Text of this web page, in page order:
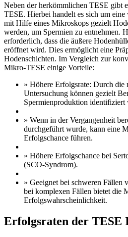
Neben der herkömmlichen TESE gibt
TESE. Hierbei handelt es sich um
mit Hilfe eines Mikroskops gezielt
werden, um Spermien zu entnehmen.
erforderlich, dass die äußere
eröffnet wird. Dies ermöglicht eine
Hodenschichten. Im Vergleich zur
Mikro-TESE einige Vorteile:
» Höhere Erfolgsrate: Durch die
Untersuchung können gezielt
Spermienproduktion identifiziert
» Wenn in der Vergangenheit
durchgeführt wurde, kann eine
Erfolgschance führen.
» Höhere Erfolgschance bei
(SCO-Syndrom).
» Geeignet bei schweren Fällen
bei komplexen Fällen bietet die
Erfolgswahrscheinlichkeit.
Erfolgsraten der TESE